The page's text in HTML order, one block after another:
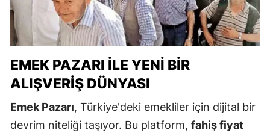
EMEK PAZARI İLE YENI BIR
ALIŞVERIŞ DÜNYASI
Emek Pazarı, Türkiye'deki emekliler için dijital bir
devrim niteliği taşıyor. Bu platform, fahiş fiyat